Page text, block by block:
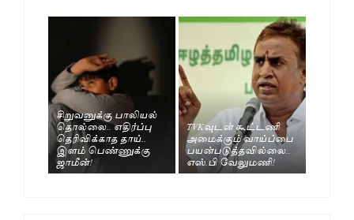
சிறுவனுக்கு பாலியல்
தொல்லை.. எதிர்ப்பு
தெரிவிக்காத தாய்..
இளம் பெண்ணுக்கு
ஜாமீன்!
TVKவுடன் கூட்டணி
அமைக்கும் வாய்ப்பை
பயன்படுத்தவில்லை..
எஸ்.பி வேலுமணி!